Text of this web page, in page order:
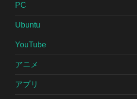
PC
Ubuntu
YouTube
アニメ
アプリ